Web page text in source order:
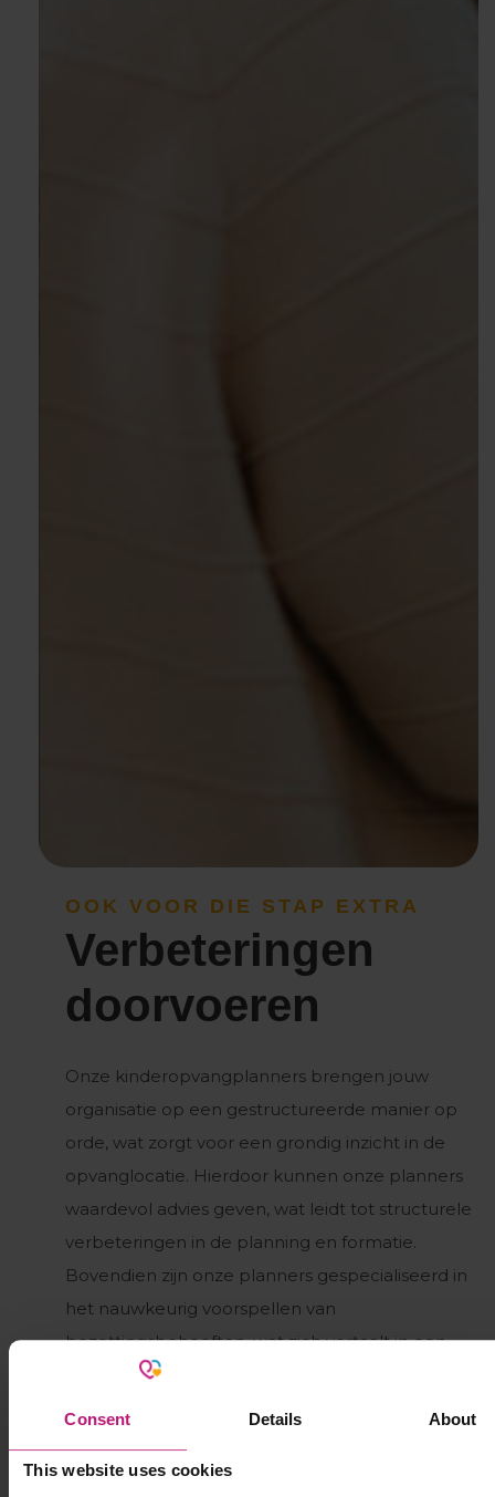
Consent Details About
This website uses cookies
OOK VOOR DIE STAP EXTRA
Verbeteringen
doorvoeren
Onze kinderopvangplanners brengen jouw
organisatie op een gestructureerde manier op
orde, wat zorgt voor een grondig inzicht in de
opvanglocatie. Hierdoor kunnen onze planners
waardevol advies geven, wat leidt tot structurele
verbeteringen in de planning en formatie.
Bovendien zijn onze planners gespecialiseerd in
het nauwkeurig voorspellen van
bezettingsbehoeften, wat zich vertaalt in een
efficiëntere inzet van medewerkers en een
Plan een adviesgesprek in